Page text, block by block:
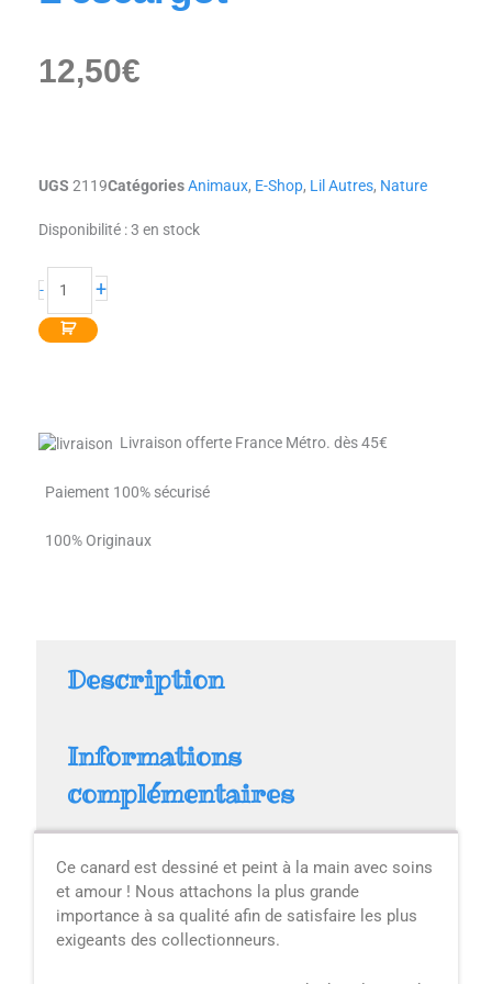
12,50€
UGS 2119Catégories Animaux, E-Shop, Lil Autres, Nature
Disponibilité : 3 en stock
-
quantité
L'escargot
+
Livraison offerte France Métro. dès 45€
Paiement 100% sécurisé
100% Originaux
Description
Informations
complémentaires
Ce canard est dessiné et peint à la main avec soins
et amour ! Nous attachons la plus grande
importance à sa qualité afin de satisfaire les plus
exigeants des collectionneurs.